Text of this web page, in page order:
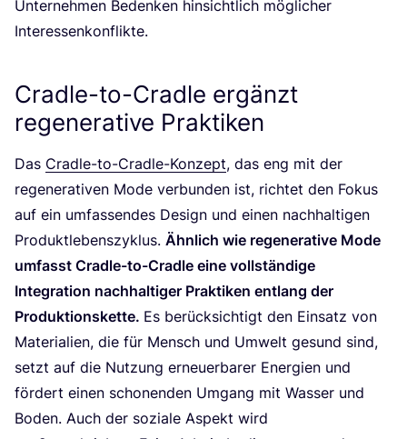
Unter­neh­men Beden­ken hin­sicht­lich mög­li­cher
Interessenkonflikte.
Cradle-to-Cradle ergänzt
regenerative Praktiken
Das Crad­le-to-Crad­le-Kon­zept, das eng mit der
rege­ne­ra­ti­ven Mode ver­bun­den ist, rich­tet den Fokus
auf ein umfas­sen­des Design und einen nach­hal­ti­gen
Pro­dukt­le­bens­zy­klus. Ähn­lich wie rege­ne­ra­ti­ve Mode
umfasst Crad­le-to-Crad­le eine voll­stän­di­ge
Inte­gra­ti­on nach­hal­ti­ger Prak­ti­ken ent­lang der
Pro­duk­ti­ons­ket­te. Es berück­sich­tigt den Ein­satz von
Mate­ria­li­en, die für Mensch und Umwelt gesund sind,
setzt auf die Nut­zung erneu­er­ba­rer Ener­gien und
för­dert einen scho­nen­den Umgang mit Was­ser und
Boden. Auch der sozia­le Aspekt wird